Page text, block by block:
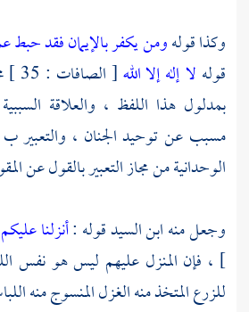
وكذا قولهومن يكفر بالإيمان فقد حبط
قوله لا إله إلا الله
[
بمدلول هذا اللفظ ، والعلاقة
مسبب عن توحيد الجنان ، والتعبير
الوحدانية من مجاز التعبير بالقول عن
وجعل منهابن السيدقوله :أنزلنا
] ، فإن المنزل عليهم ليس هو نفس
للزرع المتخذ منه الغزل المنسوج منه